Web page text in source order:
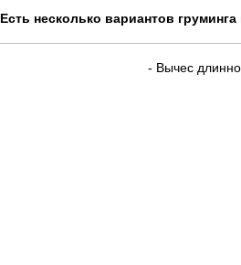
Есть несколько вариантов
- Вычес